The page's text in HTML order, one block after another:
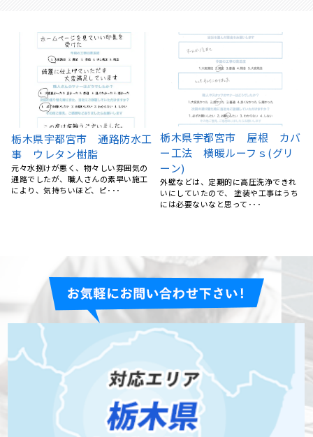
宇都宮市 O様邸 防水工事
バルコニーから雨漏りが発生していた
ため、地元の業者さんで探していたと
ころ、リフォームの森さん･･･
栃木県真岡市 屋根塗装・外
壁塗装 S様邸 ナノコンポ
ジットW・ファイン4Fセラミ
ック
マイホーム、築20年以上が経っていま